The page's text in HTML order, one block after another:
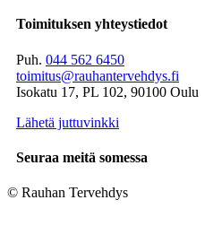
Toimituksen yhteystiedot
Puh. 044 562 6450
toimitus@rauhantervehdys.fi
Isokatu 17, PL 102, 90100 Oulu
Lähetä juttuvinkki
Seuraa meitä somessa
© Rauhan Tervehdys